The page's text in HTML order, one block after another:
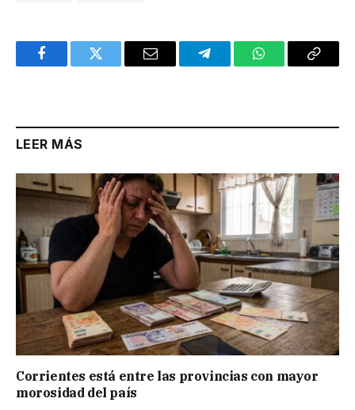
FacebookTwitter Email TelegramWhatsAppCopy
LEER MÁS
Corrientes está entre las provincias con mayor
morosidad del país